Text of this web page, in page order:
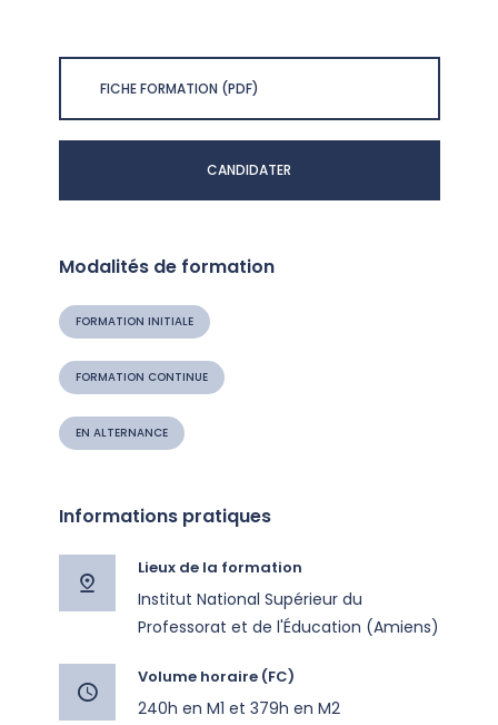
FICHE FORMATION (PDF)
CANDIDATER
Modalités de formation
FORMATION INITIALE
FORMATION CONTINUE
EN ALTERNANCE
Informations pratiques
Lieux de la formation
Institut National Supérieur du
Professorat et de l'Éducation (Amiens)
Volume horaire (FC)
240h en M1 et 379h en M2